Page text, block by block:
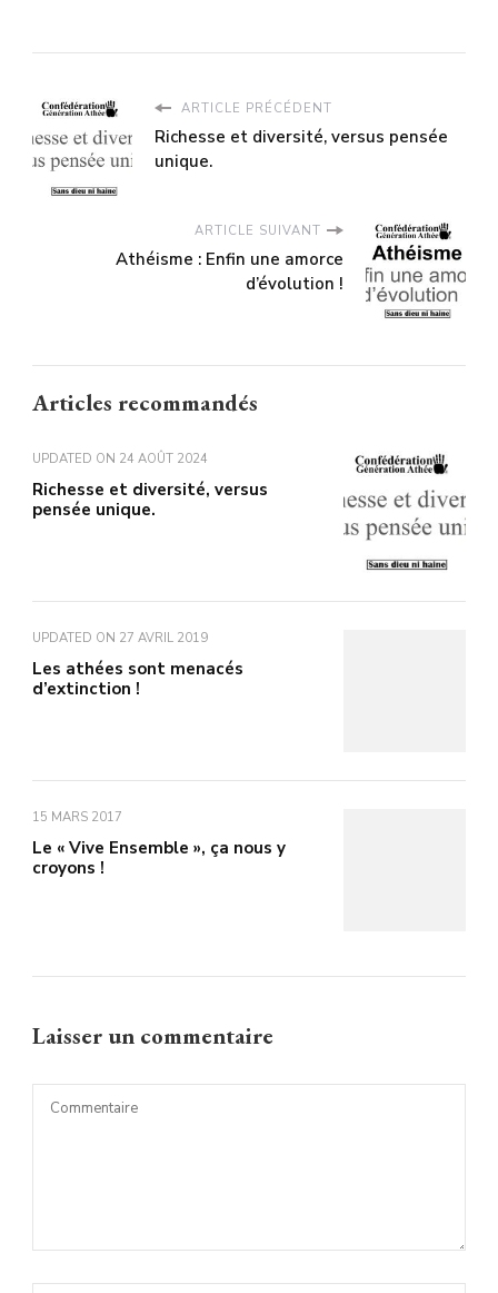
ARTICLE PRÉCÉDENT
Richesse et diversité, versus pensée
unique.
ARTICLE SUIVANT
Athéisme : Enfin une amorce
d’évolution !
Articles recommandés
UPDATED ON 24 AOÛT 2024
Richesse et diversité, versus
pensée unique.
UPDATED ON 27 AVRIL 2019
Les athées sont menacés
d’extinction !
15 MARS 2017
Le « Vive Ensemble », ça nous y
croyons !
Laisser un commentaire